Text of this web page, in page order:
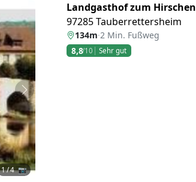
Weiter
1/ 4 📷
Landgasthof zum Hirschen
97285 Tauberrettersheim
134m·2 Min. Fußweg
8,8/10 Sehr gut